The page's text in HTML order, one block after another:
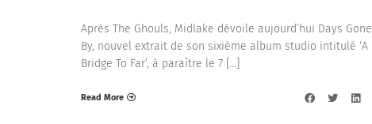
Après The Ghouls, Midlake dévoile aujourd’hui Days Gone
By, nouvel extrait de son sixième album studio intitulé ‘A
Bridge To Far’, à paraître le 7 […]
Read More